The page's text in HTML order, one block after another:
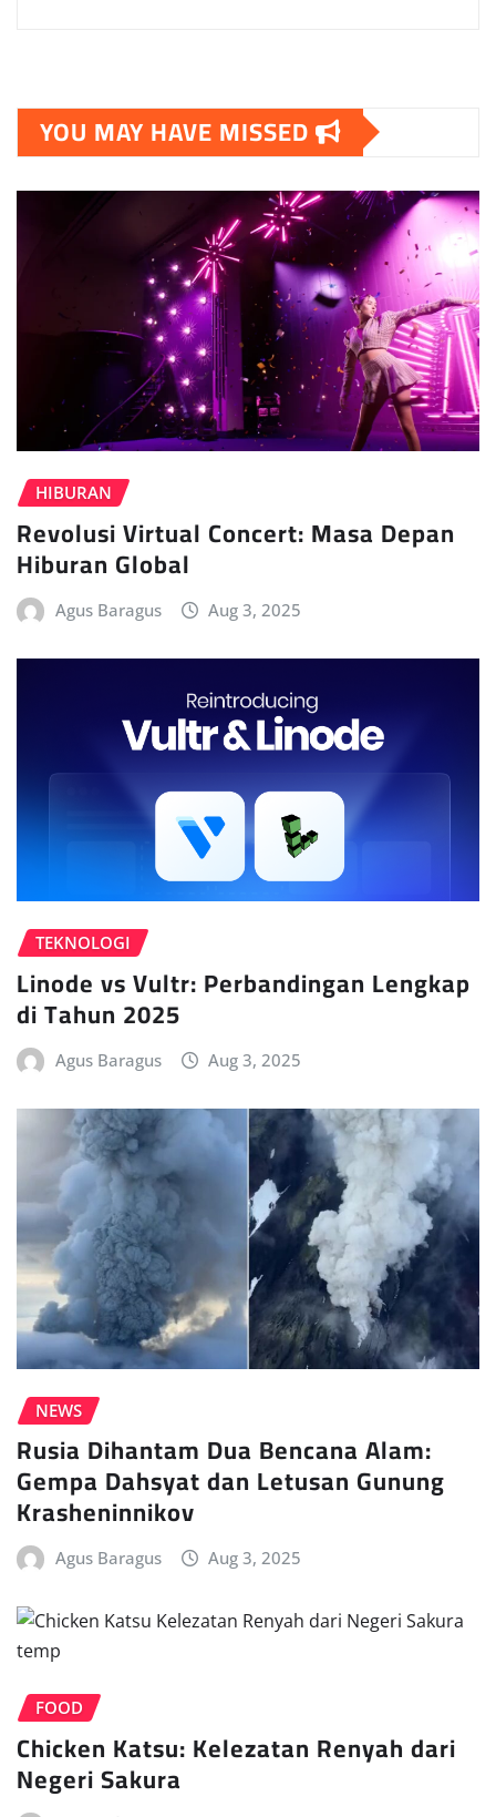
YOU MAY HAVE MISSED
HIBURAN
Revolusi Virtual Concert: Masa Depan
Hiburan Global
Agus Baragus Aug 3, 2025
TEKNOLOGI
Linode vs Vultr: Perbandingan Lengkap
di Tahun 2025
Agus Baragus Aug 3, 2025
NEWS
Rusia Dihantam Dua Bencana Alam:
Gempa Dahsyat dan Letusan Gunung
Krasheninnikov
Agus Baragus Aug 3, 2025
FOOD
Chicken Katsu: Kelezatan Renyah dari
Negeri Sakura